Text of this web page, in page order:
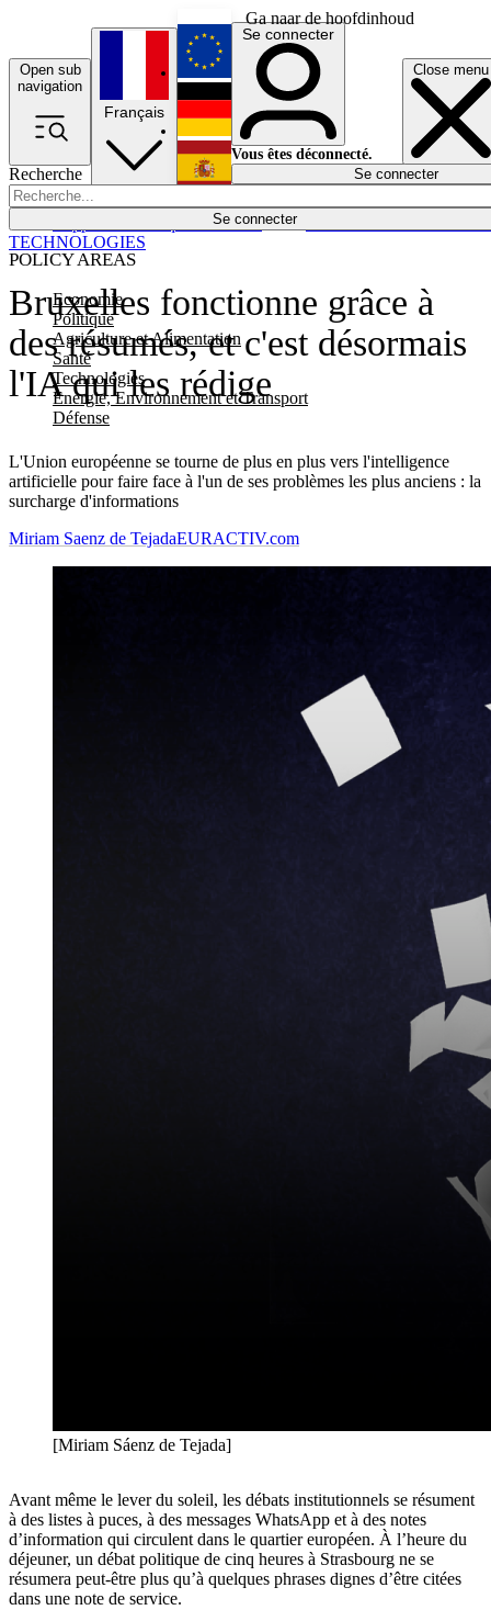
Ga naar de hoofdinhoud
Open sub
navigation
Close menu
Recherche
Se connecter
POLICY AREAS
Economie
Politique
Agriculture et Alimentation
Santé
Technologies
Energie, Environnement et Transport
Défense
Économie
Français
English
Deutsch
Español
Se connecter
Vous êtes déconnecté.
Se connecter
Bruxelles fonctionne grâce à
des résumés, et c'est désormais
l'IA qui les rédige
L'Union européenne se tourne de plus en plus vers l'intelligence
artificielle pour faire face à l'un de ses problèmes les plus anciens : la
surcharge d'informations
TECHNOLOGIES
Miriam Saenz de TejadaEURACTIV.com
[Miriam Sáenz de Tejada]
Avant même le lever du soleil, les débats institutionnels se résument
à des listes à puces, à des messages WhatsApp et à des notes
d’information qui circulent dans le quartier européen. À l’heure du
déjeuner, un débat politique de cinq heures à Strasbourg ne se
résumera peut-être plus qu’à quelques phrases dignes d’être citées
dans une note de service.